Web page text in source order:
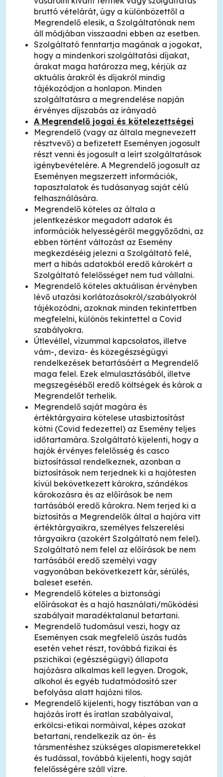
bruttó vételárát, úgy a különbözettől a
Megrendelő elesik, a Szolgáltatónak nem
áll módjában visszaadni ebben az esetben.
Szolgáltató fenntartja magának a jogokat,
hogy a mindenkori szolgáltatási díjakat,
árakat maga határozza meg, kérjük az
aktuális árakról és díjakról mindig
tájékozódjon a honlapon. Minden
szolgáltatásra a megrendelése napján
érvényes díjszabás az irányadó
A Megrendelő jogai és kötelezettségei
Megrendelő (vagy az általa megnevezett
résztvevő) a befizetett Eseményen jogosult
részt venni és jogosult a leírt szolgáltatások
igénybevételére. A Megrendelő jogosult az
Eseményen megszerzett információk,
tapasztalatok és tudásanyag saját célú
felhasználására.
Megrendelő köteles az általa a
jelentkezéskor megadott adatok és
információk helyességéről meggyőződni, az
ebben történt változást az Esemény
megkezdéséig jelezni a Szolgáltató felé,
mert a hibás adatokból eredő károkért a
Szolgáltató felelősséget nem tud vállalni.
Megrendelő köteles aktuálisan érvényben
lévő utazási korlátozásokról/szabályokról
tájékozódni, azoknak minden tekintettben
megfelelni, különös tekintettel a Covid
szabályokra.
Útlevéllel, vízummal kapcsolatos, illetve
vám-, deviza- és közegészségügyi
rendelkezések betartásáért a Megrendelő
maga felel. Ezek elmulasztásából, illetve
megszegéséből eredő költségek és károk a
Megrendelőt terhelik.
Megrendelő saját magára és
értéktárgyaira kötelese utasbiztosítást
kötni (Covid fedezettel) az Esemény teljes
időtartamára. Szolgáltató kijelenti, hogy a
hajók érvényes felelősség és casco
biztosítással rendelkeznek, azonban a
biztosítások nem terjednek ki a hajótesten
kívül bekövetkezett károkra, szándékos
károkozásra és az előírások be nem
tartásából eredő károkra. Nem terjed ki a
biztosítás a Megrendelők által a hajóra vitt
értéktárgyaikra, személyes felszerelési
tárgyaikra (azokért Szolgáltató nem felel).
Szolgáltató nem felel az előírások be nem
tartásából eredő személyi vagy
vagyonában bekövetkezett kár, sérülés,
baleset esetén.
Megrendelő köteles a biztonsági
előírásokat és a hajó használati/működési
szabályait maradéktalanul betartani.
Megrendelő tudomásul veszi, hogy az
Eseményen csak megfelelő úszás tudás
esetén vehet részt, továbbá fizikai és
pszichikai (egészségügyi) állapota
hajózásra alkalmas kell legyen. Drogok,
alkohol és egyéb tudatmódosító szer
befolyása alatt hajózni tilos.
Megrendelő kijelenti, hogy tisztában van a
hajózás írott és íratlan szabályaival,
erkölcsi-etikai normáival, képes azokat
betartani, rendelkezik az ön- és
társmentéshez szükséges alapismeretekkel
és tudással, továbbá kijelenti, hogy saját
felelősségére száll vízre.